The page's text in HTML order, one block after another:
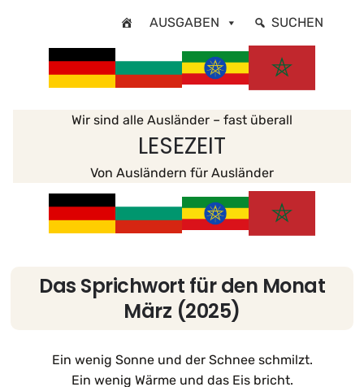
AUSGABEN SUCHEN
Wir sind alle Ausländer – fast überall
LESEZEIT
Von Ausländern für Ausländer
Das Sprichwort für den Monat
März (2025)
Ein wenig Sonne und der Schnee schmilzt.
Ein wenig Wärme und das Eis bricht.